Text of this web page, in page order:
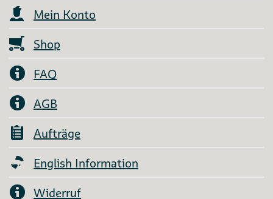
Mein Konto
Shop
FAQ
AGB
Aufträge
English Information
Widerruf